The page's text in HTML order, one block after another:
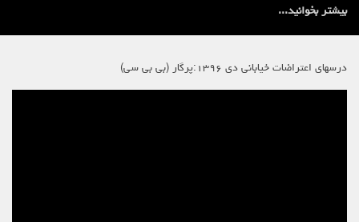
بیشتر بخوانید...
درسهای اعتراضات خیابانی دی ۱۳۹۶:پرگار (بی بی سی)